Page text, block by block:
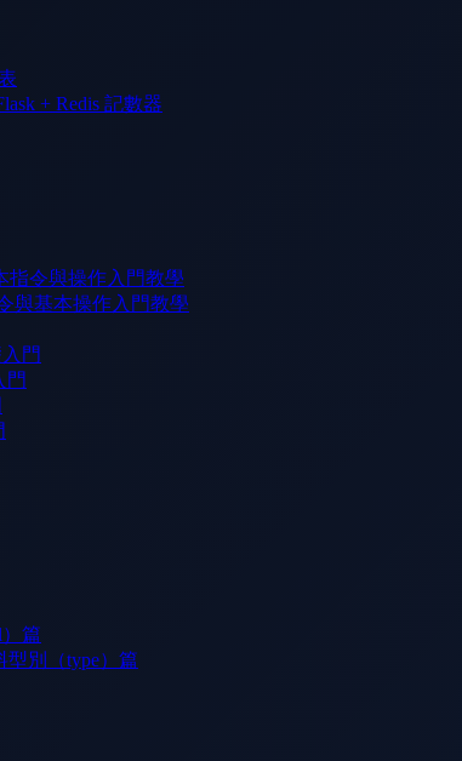
+ Redis 記數器
指令與操作入門教學
與基本操作入門教學
門
門
篇
型別（type）篇